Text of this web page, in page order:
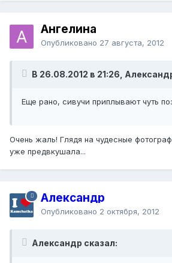
Ангелина
Опубликовано 27 августа, 2012
В 26.08.2012 в 21:26,
Еще рано, сивучи приплывают чуть
Очень жаль! Глядя на чудесные
уже предвкушала...
Александр
Опубликовано 2 октября, 2012
Александр сказал: